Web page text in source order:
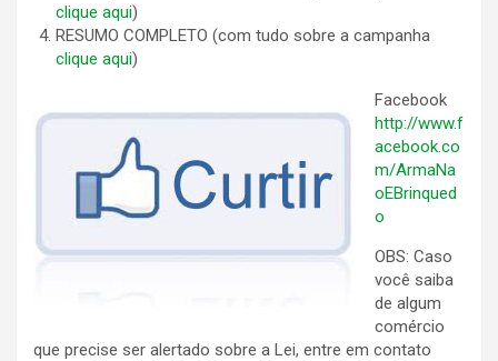
clique aqui)
RESUMO COMPLETO (com tudo sobre a campanha
clique aqui)
Facebook
http://www.f
acebook.co
m/ArmaNa
oEBrinqued
o
OBS: Caso
você saiba
de algum
comércio
que precise ser alertado sobre a Lei, entre em contato